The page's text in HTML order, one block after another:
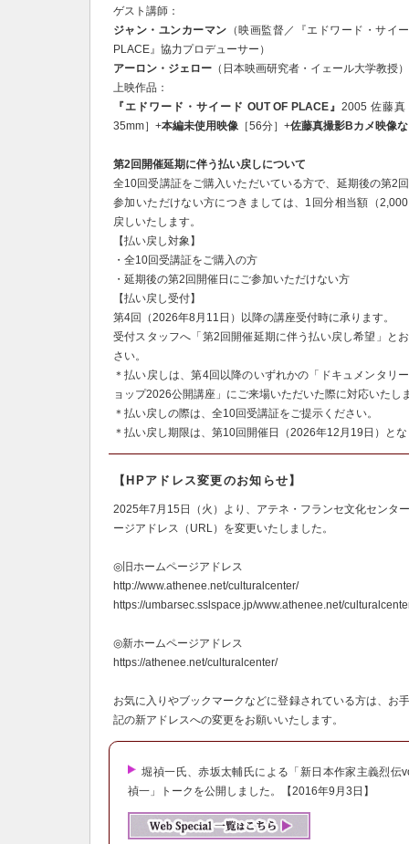
ゲスト講師：
ジャン・ユンカーマン （映画監督／『エドワード・サイ
PLACE』協力プロデューサー）
アーロン・ジェロー （日本映画研究者・イェール大学教授）
上映作品：
『エドワード・サイード OUT OF PLACE』2005 佐藤
35mm］+本編未使用映像 ［56分］+佐藤真撮影Bカメ映像
第2回開催延期に伴う払い戻しについて
全10回受講証をご購入いただいている方で、延期後の第2
参加いただけない方につきましては、1回分相当額（
戻しいたします。
【払い戻し対象】
・全10回受講証をご購入の方
・延期後の第2回開催日にご参加いただけない方
【払い戻し受付】
第4回（2026年8月11日）以降の講座受付時に承ります。
受付スタッフへ「第2回開催延期に伴う払い戻し希望」と
さい。
＊払い戻しは、第4回以降のいずれかの「ドキュメンタリ
ョップ2026公開講座」にご来場いただいた際に対応いたし
＊払い戻しの際は、全10回受講証をご提示ください。
＊払い戻し期限は、第10回開催日（2026年12月19日）と
【HPアドレス変更のお知らせ】
2025年7月15日（火）より、アテネ・フランセ文化センタ
ージアドレス（URL）を変更いたしました。
◎旧ホームページアドレス
http://www.athenee.net/culturalcenter/
https://umbarsec.sslspace.jp/www.athenee.net/
◎新ホームページアドレス
https://athenee.net/culturalcenter/
お気に入りやブックマークなどに登録されている方は、お
記の新アドレスへの変更をお願いいたします。
堀禎一氏、赤坂太輔氏による「新日本作家主義烈
禎一」トークを公開しました。【2016年9月3日】